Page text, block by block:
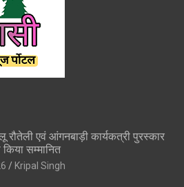
रौतेली एवं आंगनबाड़ी कार्यकत्री पुरस्कार
सम्मानित
Kripal Singh